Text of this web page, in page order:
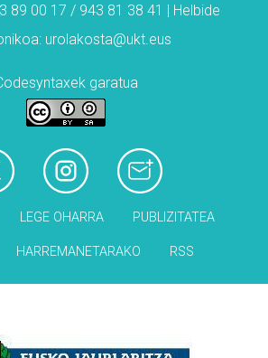
89 00 17 / 943 81 38 41 | Helbide
urolakosta@ukt.eus
garatua
LEGE OHARRA PUBLIZITATEA
HARREMANETARAKO RSS